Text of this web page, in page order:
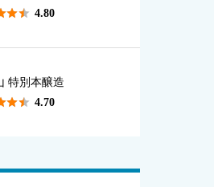
 4.80
特別本醸造
 4.70